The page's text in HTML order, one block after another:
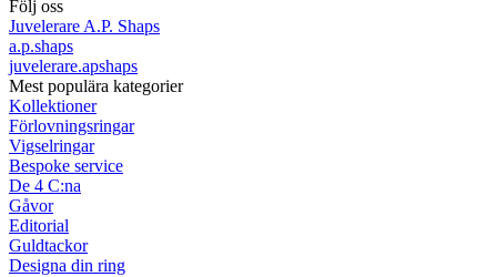
Följ oss
Juvelerare A.P. Shaps
a.p.shaps
juvelerare.apshaps
Mest populära kategorier
Kollektioner
Förlovningsringar
Vigselringar
Bespoke service
De 4 C:na
Gåvor
Editorial
Guldtackor
Designa din ring